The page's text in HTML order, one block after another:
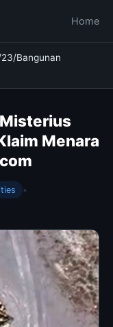
Home
Bangunan
Menara
•